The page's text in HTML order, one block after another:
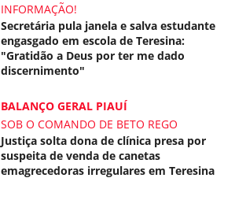
INFORMAÇÃO!
Secretária pula janela e salva estudante
engasgado em escola de Teresina:
"Gratidão a Deus por ter me dado
discernimento"
BALANÇO GERAL PIAUÍ
SOB O COMANDO DE BETO REGO
Justiça solta dona de clínica presa por
suspeita de venda de canetas
emagrecedoras irregulares em Teresina